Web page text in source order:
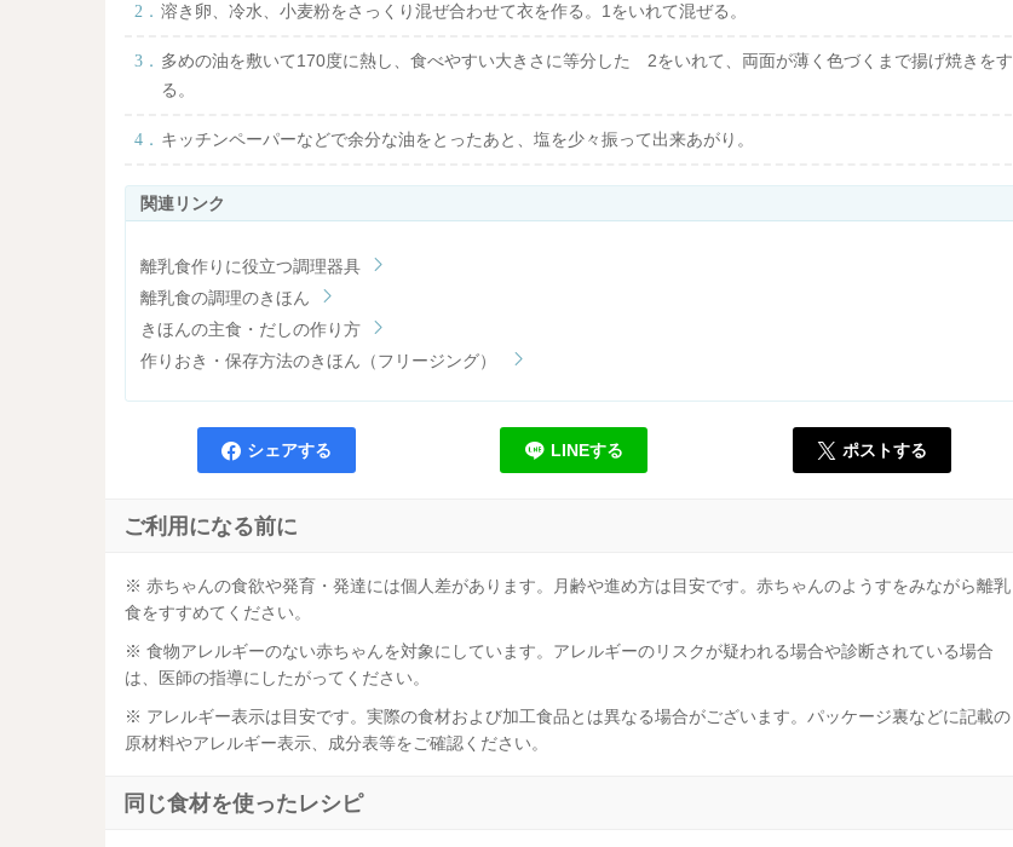
溶き卵、冷水、小麦粉をさっくり混ぜ合わせて衣を作る。1をいれて混ぜる。
多めの油を敷いて170度に熱し、食べやすい大きさに等分した 2をいれて、両面が薄く色づくまで揚げ焼きをす
る。
キッチンペーパーなどで余分な油をとったあと、塩を少々振って出来あがり。
離乳食作りに役立つ調理器具
離乳食の調理のきほん
きほんの主食・だしの作り方
作りおき・保存方法のきほん（フリージング）
シェアする LINEする ポストする
ご利用になる前に
※ 赤ちゃんの食欲や発育・発達には個人差があります。月齢や進め方は目安です。赤ちゃんのようすをみながら離乳
食をすすめてください。
※ 食物アレルギーのない赤ちゃんを対象にしています。アレルギーのリスクが疑われる場合や診断されている場合
は、医師の指導にしたがってください。
※ アレルギー表示は目安です。実際の食材および加工食品とは異なる場合がございます。パッケージ裏などに記載の
原材料やアレルギー表示、成分表等をご確認ください。
同じ食材を使ったレシピ